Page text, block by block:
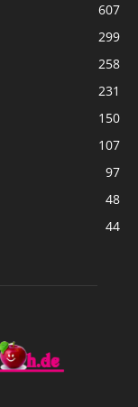
607
299
258
231
150
107
97
48
44